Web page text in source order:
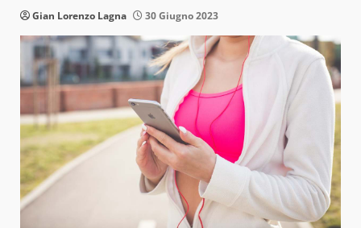
Gian Lorenzo Lagna 30 Giugno 2023